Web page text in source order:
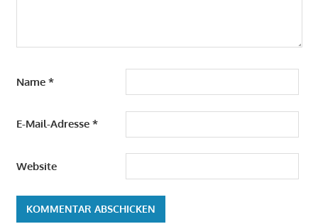
Name *
E-Mail-Adresse *
Website